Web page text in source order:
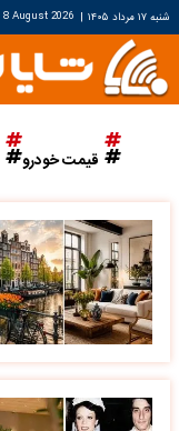
شنبه ۱۷ مرداد ۱۴۰۵ |
8 August 2026
قیمت خودرو